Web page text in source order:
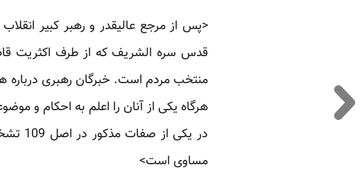
<‌پس از مرجع عالیقدر و رهبر کبیر
قدس سره الشریف که از طرف اکثریت
منتخب مردم است. خبرگان رهبری
هرگاه یکی از آنان را اعلم به احکام و
در
مساوی است>‌‌